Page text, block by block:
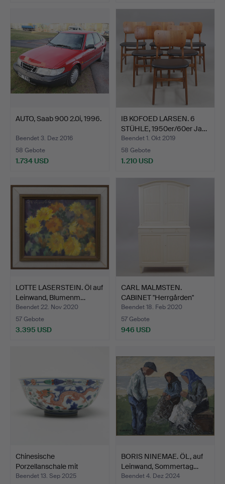
AUTO, Saab 900 2.0i, 1996.
Beendet 3. Dez 2016
58 Gebote
1.734 USD
IB KOFOED LARSEN. 6
STÜHLE, 1950er/60er Ja…
Beendet 1. Okt 2019
58 Gebote
1.210 USD
LOTTE LASERSTEIN. Öl auf
Leinwand, Blumenm…
Beendet 22. Nov 2020
57 Gebote
3.395 USD
CARL MALMSTEN.
CABINET "Herrgården"
zweite…
Beendet 18. Feb 2020
57 Gebote
946 USD
Chinesische
Porzellanschale mit
Drachenmot…
Beendet 13. Sep 2025
BORIS NINEMAE. ÖL, auf
Leinwand, Sommertag…
Beendet 4. Dez 2024